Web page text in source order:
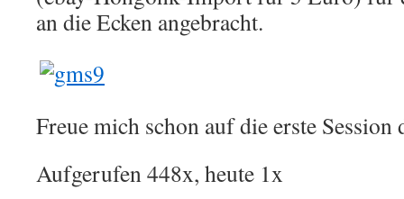
an die Ecken angebracht.
Freue mich schon auf die erste Session
Aufgerufen 448x, heute 1x